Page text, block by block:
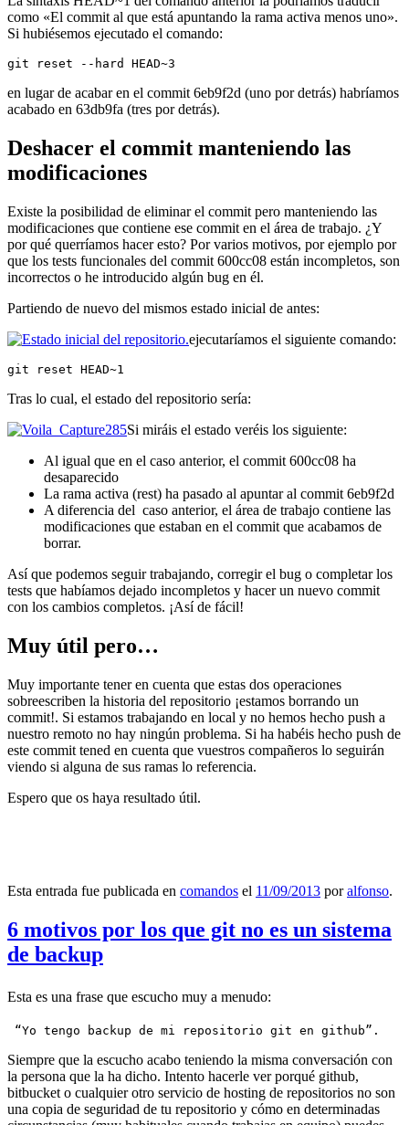
como «El commit al que está apuntando la rama activa menos uno».
Si hubiésemos ejecutado el comando:
git reset --hard HEAD~3
en lugar de acabar en el commit 6eb9f2d (uno por detrás) habríamos
acabado en 63db9fa (tres por detrás).
Deshacer el commit manteniendo las
modificaciones
Existe la posibilidad de eliminar el commit pero manteniendo las
modificaciones que contiene ese commit en el área de trabajo. ¿Y
por qué querríamos hacer esto? Por varios motivos, por ejemplo por
que los tests funcionales del commit 600cc08 están incompletos, son
incorrectos o he introducido algún bug en él.
Partiendo de nuevo del mismos estado inicial de antes:
ejecutaríamos el siguiente comando:
git reset HEAD~1
Tras lo cual, el estado del repositorio sería:
Si miráis el estado veréis los siguiente:
Al igual que en el caso anterior, el commit 600cc08 ha
desaparecido
La rama activa (rest) ha pasado al apuntar al commit 6eb9f2d
A diferencia del caso anterior, el área de trabajo contiene las
modificaciones que estaban en el commit que acabamos de
borrar.
Así que podemos seguir trabajando, corregir el bug o completar los
tests que habíamos dejado incompletos y hacer un nuevo commit
con los cambios completos. ¡Así de fácil!
Muy útil pero…
Muy importante tener en cuenta que estas dos operaciones
sobreescriben la historia del repositorio ¡estamos borrando un
commit!. Si estamos trabajando en local y no hemos hecho push a
nuestro remoto no hay ningún problema. Si ha habéis hecho push de
este commit tened en cuenta que vuestros compañeros lo seguirán
viendo si alguna de sus ramas lo referencia.
Espero que os haya resultado útil.
Esta entrada fue publicada en comandos el 11/09/2013 poralfonso.
6 motivos por los que git no es un sistema
de backup
Esta es una frase que escucho muy a menudo:
“Yo tengo backup de mi repositorio git en github”.
Siempre que la escucho acabo teniendo la misma conversación con
la persona que la ha dicho. Intento hacerle ver porqué github,
bitbucket o cualquier otro servicio de hosting de repositorios no son
una copia de seguridad de tu repositorio y cómo en determinadas